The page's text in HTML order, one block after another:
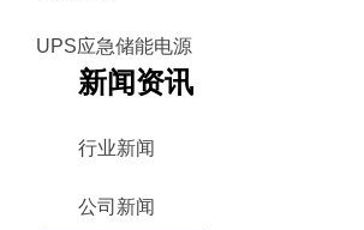
UPS应急储能电源
新闻资讯
行业新闻
公司新闻